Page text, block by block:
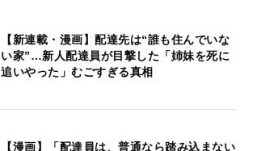
【新連載・漫画】配達先は“誰も住んでいな
い家”…新人配達員が目撃した「姉妹を死に
追いやった」むごすぎる真相
【漫画】「配達員は、普通なら踏み込まない